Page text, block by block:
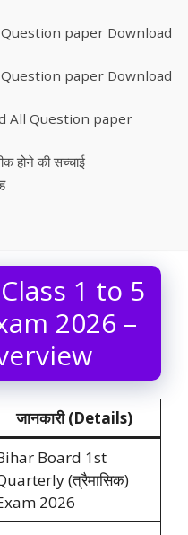
paper Download
paper Download
All Question paper
होने की सच्चाई
1 to 5
2026 –
जानकारी (Details)
Board 1st
(त्रैमासिक)
2026